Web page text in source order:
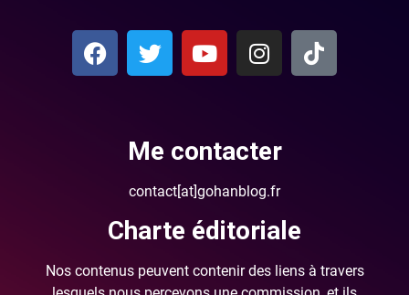
Me contacter
contact[at]gohanblog.fr
Charte éditoriale
Nos contenus peuvent contenir des liens à travers